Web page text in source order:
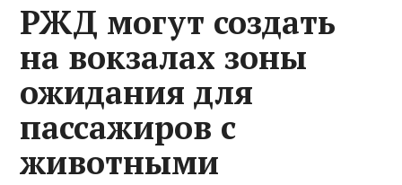
РЖД могут создать
на вокзалах зоны
ожидания для
пассажиров с
животными